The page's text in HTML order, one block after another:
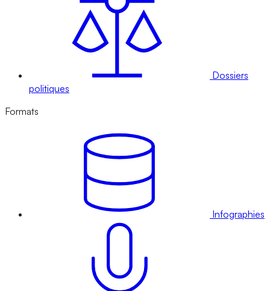
Dossiers
politiques
Formats
Infographies